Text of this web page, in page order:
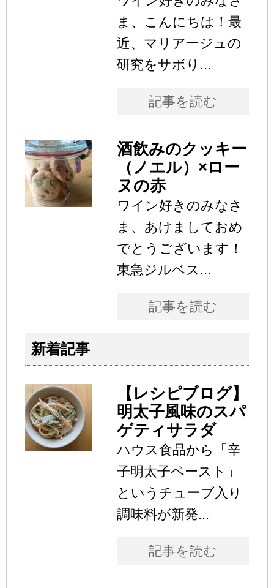
ま、こんにちは！最
近、マリアージュの
研究をサボり...
記事を読む
酒飲みのクッキー
（ノエル）×ロー
ヌの赤
ワイン好きのみなさ
ま、あけましておめ
でとうございます！
東急ジルベス...
記事を読む
新着記事
【レシピブログ】
明太子風味のスパ
ゲティサラダ
ハウス食品から「辛
子明太子ペースト」
というチューブ入り
調味料が新発...
記事を読む